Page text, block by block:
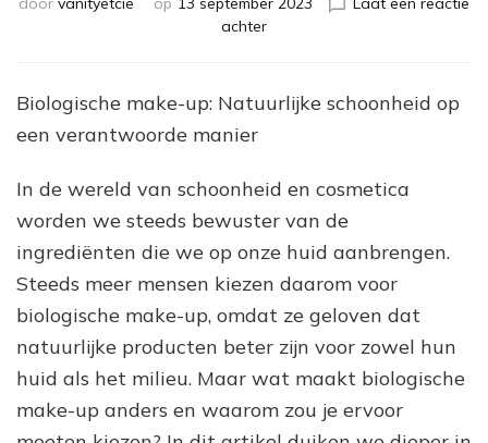
achterop
Natuurlijke
Pracht:
up
een
Stralende
Huid
Biologische make-up: Natuurlijke schoonheid op
een verantwoorde manier
In de wereld van schoonheid en cosmetica
worden we steeds bewuster van de
ingrediënten die we op onze huid aanbrengen.
Steeds meer mensen kiezen daarom voor
biologische make-up, omdat ze geloven dat
natuurlijke producten beter zijn voor zowel hun
huid als het milieu. Maar wat maakt biologische
make-up anders en waarom zou je ervoor